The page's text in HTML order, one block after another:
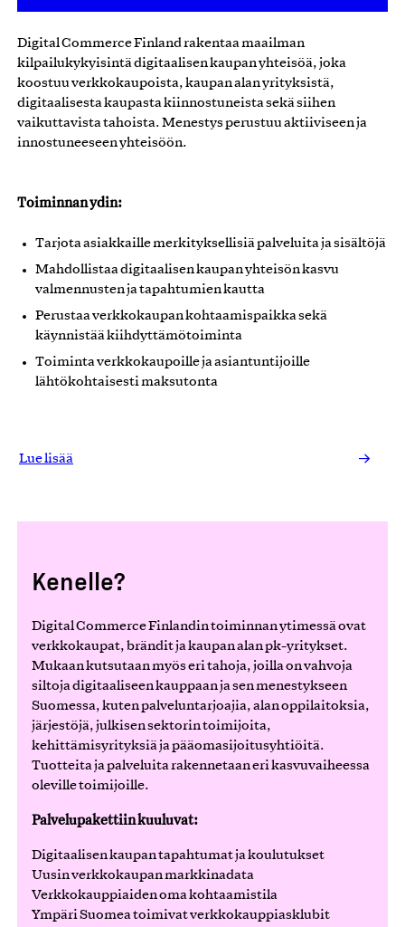
Digital Commerce Finland rakentaa maailman
kilpailukykyisintä digitaalisen kaupan yhteisöä, joka
koostuu verkkokaupoista, kaupan alan yrityksistä,
digitaalisesta kaupasta kiinnostuneista sekä siihen
vaikuttavista tahoista. Menestys perustuu aktiiviseen ja
innostuneeseen yhteisöön.
Toiminnan ydin:
Tarjota asiakkaille merkityksellisiä palveluita ja sisältöjä
Mahdollistaa digitaalisen kaupan yhteisön kasvu
valmennusten ja tapahtumien kautta
Perustaa verkkokaupan kohtaamispaikka sekä
käynnistää kiihdyttämötoiminta
Toiminta verkkokaupoille ja asiantuntijoille
lähtökohtaisesti maksutonta
Lue lisää
Kenelle?
Digital Commerce Finlandin toiminnan ytimessä ovat
verkkokaupat, brändit ja kaupan alan pk-yritykset.
Mukaan kutsutaan myös eri tahoja, joilla on vahvoja
siltoja digitaaliseen kauppaan ja sen menestykseen
Suomessa, kuten palveluntarjoajia, alan oppilaitoksia,
järjestöjä, julkisen sektorin toimijoita,
kehittämisyrityksiä ja pääomasijoitusyhtiöitä.
Tuotteita ja palveluita rakennetaan eri kasvuvaiheessa
oleville toimijoille.
Palvelupakettiin kuuluvat:
Digitaalisen kaupan tapahtumat ja koulutukset
Uusin verkkokaupan markkinadata
Verkkokauppiaiden oma kohtaamistila
Ympäri Suomea toimivat verkkokauppiasklubit